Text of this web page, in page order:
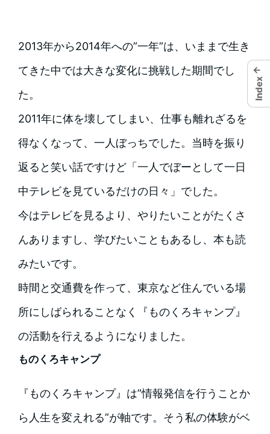
2013年から2014年への”一年”は、いままで生き
てきた中では大きな変化に挑戦した期間でし
た。
2011年に体を壊してしまい、仕事も離れざるを
得なくなって、一人ぼっちでした。当時を振り
返ると笑い話ですけど「一人でぼーとして一日
中テレビを見ているだけの日々」でした。
今はテレビを見るより、やりたいことがたくさ
んありますし、学びたいこともあるし、本も読
みたいです。
時間と交通費を作って、東京など住んでいる場
所にしばられることなく『ものくろキャンプ』
の活動を行えるようになりました。
ものくろキャンプ
『ものくろキャンプ』は”情報発信を行うことか
ら人生を変えれる”が軸です。そう私の体験がベ
←
Index